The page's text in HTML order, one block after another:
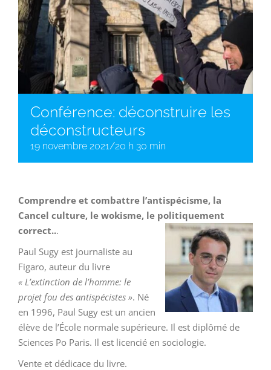
Conférence: déconstruire les
déconstructeurs
19 novembre 2021/20 h 30 min
Comprendre et combattre l’antispécisme, la
Cancel culture, le wokisme, le politiquement
correct...
Paul Sugy est journaliste au
Figaro, auteur du livre
« L’extinction de l’homme: le
projet fou des antispécistes ». Né
en 1996, Paul Sugy est un ancien
élève de l’École normale supérieure. Il est diplômé de
Sciences Po Paris. Il est licencié en sociologie.
Vente et dédicace du livre.